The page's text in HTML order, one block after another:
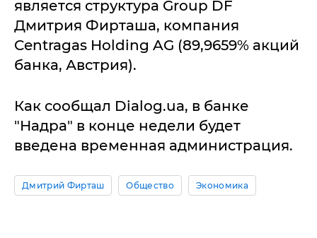
является структура Group DF
Дмитрия Фирташа, компания
Centragas Holding AG (89,9659% акций
банка, Австрия).
Как сообщал Dialog.ua, в банке
"Надра" в конце недели будет
введена временная администрация.
Дмитрий Фирташ Общество Экономика